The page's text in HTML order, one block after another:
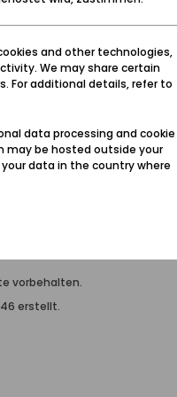
Seite
vorbehalten.
erstellt.
and other technologies,
We may share certain
For additional details, refer to
data processing and cookie
may be hosted outside your
data in the country where